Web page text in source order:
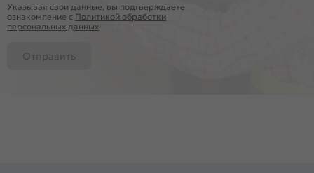
Указывая свои данные, вы подтверждаете
ознакомление c Политикой обработки
персональных данных
Отправить